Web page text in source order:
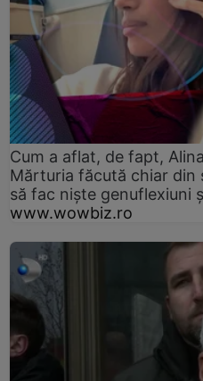
Cum a aflat, de fapt,
Mărturia făcută chiar din
să fac niște genuflexiuni
www.wowbiz.ro